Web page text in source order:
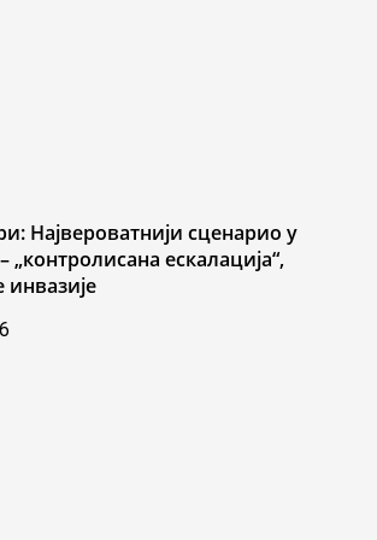
Највероватнији сценарио у
„контролисана ескалација“,
инвазије